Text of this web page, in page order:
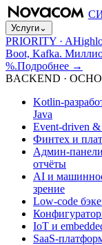
Услуги⌄
PRIORITY · A
Boot, Kafka.
%.Подробнее →
BACKEND ·
Kotlin-
Java
Event-driven &
Финтех и
Админ-
отчёты
AI и
зрение
Low-code
IoT и
SaaS-